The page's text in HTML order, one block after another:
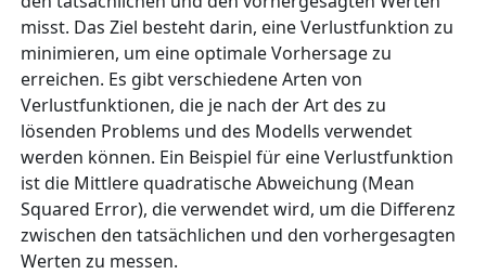
misst. Das Ziel besteht darin, eine Verlustfunktion zu
minimieren, um eine optimale Vorhersage zu
erreichen. Es gibt verschiedene Arten von
Verlustfunktionen, die je nach der Art des zu
lösenden Problems und des Modells verwendet
werden können. Ein Beispiel für eine Verlustfunktion
ist die Mittlere quadratische Abweichung (Mean
Squared Error), die verwendet wird, um die Differenz
zwischen den tatsächlichen und den vorhergesagten
Werten zu messen.